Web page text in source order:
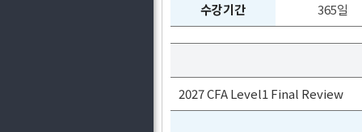
수강기간 365일
2027 CFA Level1 Final Review